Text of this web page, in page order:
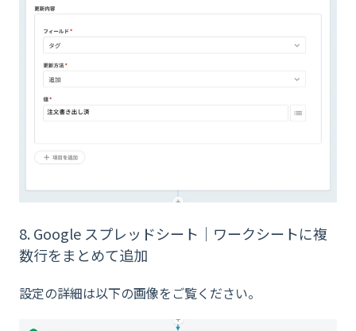
8. Google スプレッドシート｜ワークシートに複
数行をまとめて追加
設定の詳細は以下の画像をご覧ください。